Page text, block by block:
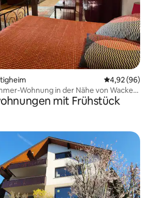
4,92 (96)
Wohnung in der Nähe von Wacken,
mit Frühstück